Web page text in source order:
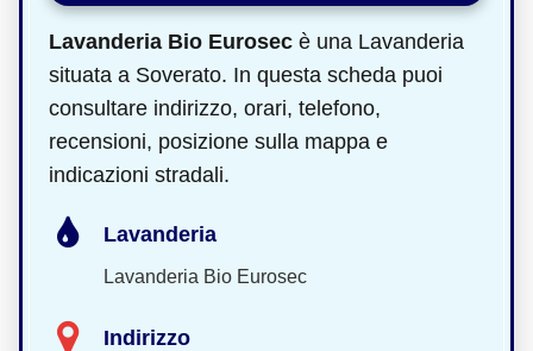
Lavanderia Bio Eurosec è una Lavanderia
situata a Soverato. In questa scheda puoi
consultare indirizzo, orari, telefono,
recensioni, posizione sulla mappa e
indicazioni stradali.
Lavanderia
Lavanderia Bio Eurosec
Indirizzo